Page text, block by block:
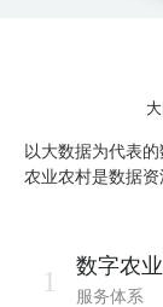
以大数据为代表
农业农村是数据
1 数字农业
服务体系